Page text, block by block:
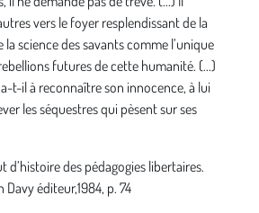
vers le foyer resplendissant de la
la science des savants comme l’unique
futures de cette humanité. (...)
t-il à reconnaître son innocence, à lui
les séquestres qui pèsent sur ses
d’histoire des pédagogies libertaires.
Davy éditeur,1984, p. 74